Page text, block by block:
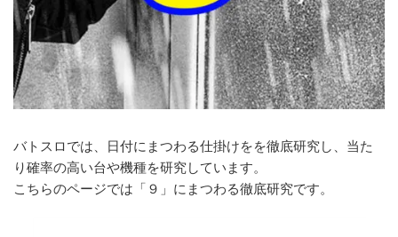
バトスロでは、日付にまつわる仕掛けをを徹底研究し、当た
り確率の高い台や機種を研究しています。
こちらのページでは「９」にまつわる徹底研究です。